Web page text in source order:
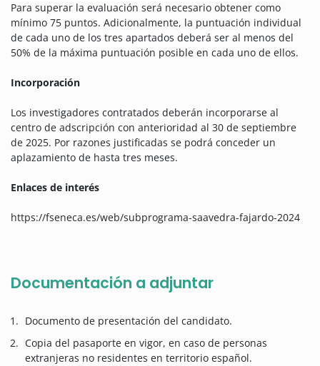
Para superar la evaluación será necesario obtener como
mínimo 75 puntos. Adicionalmente, la puntuación individual
de cada uno de los tres apartados deberá ser al menos del
50% de la máxima puntuación posible en cada uno de ellos.
Incorporación
Los investigadores contratados deberán incorporarse al
centro de adscripción con anterioridad al 30 de septiembre
de 2025. Por razones justificadas se podrá conceder un
aplazamiento de hasta tres meses.
Enlaces de interés
https://fseneca.es/web/subprograma-saavedra-fajardo-2024
Documentación a adjuntar
Documento de presentación del candidato.
Copia del pasaporte en vigor, en caso de personas
extranjeras no residentes en territorio español.